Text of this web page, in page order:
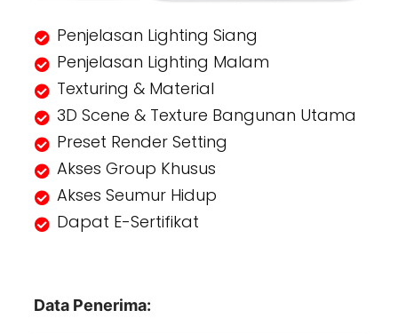
Penjelasan Lighting Siang
Penjelasan Lighting Malam
Texturing & Material
3D Scene & Texture Bangunan Utama
Preset Render Setting
Akses Group Khusus
Akses Seumur Hidup
Dapat E-Sertifikat
Data Penerima: